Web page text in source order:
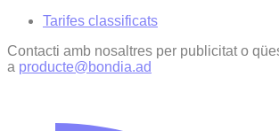
Tarifes classificats
Contacti amb nosaltres per publicitat o
a producte@bondia.ad